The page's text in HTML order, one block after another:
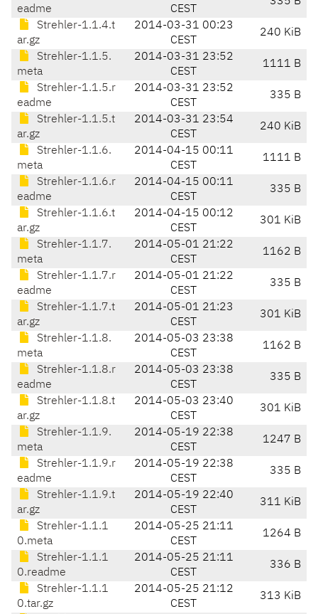
eadme
CEST
Strehler-1.1.4.t
ar.gz
2014-03-31 00:23
CEST
240 KiB
Strehler-1.1.5.
meta
2014-03-31 23:52
CEST
1111 B
Strehler-1.1.5.r
eadme
2014-03-31 23:52
CEST
335 B
Strehler-1.1.5.t
ar.gz
2014-03-31 23:54
CEST
240 KiB
Strehler-1.1.6.
meta
2014-04-15 00:11
CEST
1111 B
Strehler-1.1.6.r
eadme
2014-04-15 00:11
CEST
335 B
Strehler-1.1.6.t
ar.gz
2014-04-15 00:12
CEST
301 KiB
Strehler-1.1.7.
meta
2014-05-01 21:22
CEST
1162 B
Strehler-1.1.7.r
eadme
2014-05-01 21:22
CEST
335 B
Strehler-1.1.7.t
ar.gz
2014-05-01 21:23
CEST
301 KiB
Strehler-1.1.8.
meta
2014-05-03 23:38
CEST
1162 B
Strehler-1.1.8.r
eadme
2014-05-03 23:38
CEST
335 B
Strehler-1.1.8.t
ar.gz
2014-05-03 23:40
CEST
301 KiB
Strehler-1.1.9.
meta
2014-05-19 22:38
CEST
1247 B
Strehler-1.1.9.r
eadme
2014-05-19 22:38
CEST
335 B
Strehler-1.1.9.t
ar.gz
2014-05-19 22:40
CEST
311 KiB
Strehler-1.1.1
0.meta
2014-05-25 21:11
CEST
1264 B
Strehler-1.1.1
0.readme
2014-05-25 21:11
CEST
336 B
Strehler-1.1.1
0.tar.gz
2014-05-25 21:12
CEST
313 KiB